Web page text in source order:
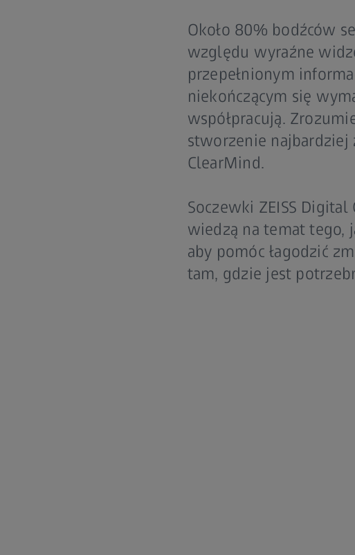
Około 80% bodźców
względu wyraźne
przepełnionym
niekończącym się
współpracują.
stworzenie najbardziej
ClearMind.
Soczewki ZEISS
wiedzą na temat tego,
aby pomóc łagodzić
tam, gdzie jest